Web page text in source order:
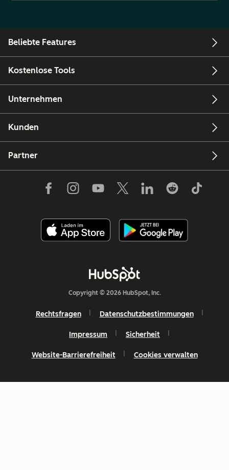
Beliebte Features
Kostenlose Tools
Unternehmen
Kunden
Partner
Copyright © 2026 HubSpot, Inc.
Rechtsfragen Datenschutzbestimmungen
Impressum Sicherheit
Website-Barrierefreiheit Cookies verwalten